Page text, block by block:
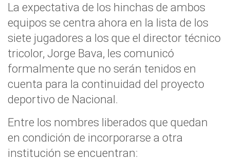
La expectativa de los hinchas de ambos
equipos se centra ahora en la lista de los
siete jugadores a los que el director técnico
tricolor, Jorge Bava, les comunicó
formalmente que no serán tenidos en
cuenta para la continuidad del proyecto
deportivo de Nacional.
Entre los nombres liberados que quedan
en condición de incorporarse a otra
institución se encuentran: